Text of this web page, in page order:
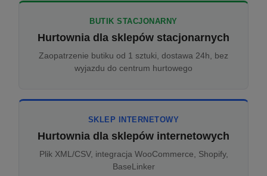
BUTIK STACJONARNY
Hurtownia dla sklepów stacjonarnych
Zaopatrzenie butiku od 1 sztuki, dostawa 24h, bez
wyjazdu do centrum hurtowego
SKLEP INTERNETOWY
Hurtownia dla sklepów internetowych
Plik XML/CSV, integracja WooCommerce, Shopify,
BaseLinker